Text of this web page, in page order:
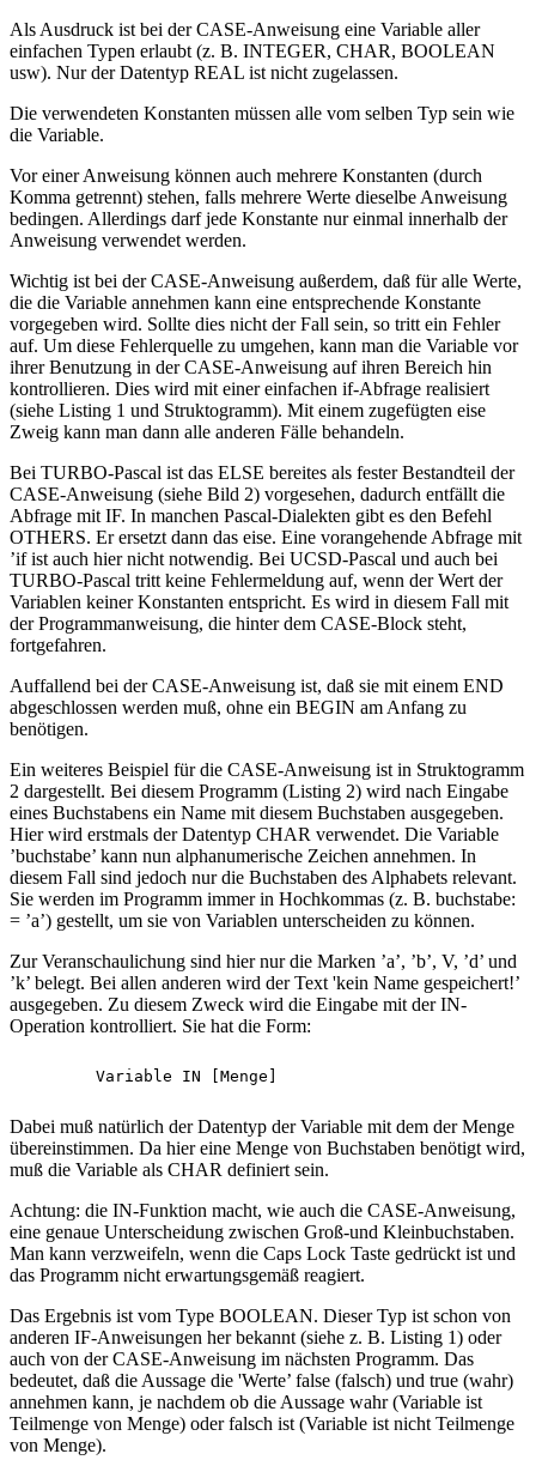
Als Ausdruck ist bei der CASE-Anweisung eine Variable aller
einfachen Typen erlaubt (z. B. INTEGER, CHAR, BOOLEAN
usw). Nur der Datentyp REAL ist nicht zugelassen.
Die verwendeten Konstanten müssen alle vom selben Typ sein wie
die Variable.
Vor einer Anweisung können auch mehrere Konstanten (durch
Komma getrennt) stehen, falls mehrere Werte dieselbe Anweisung
bedingen. Allerdings darf jede Konstante nur einmal innerhalb der
Anweisung verwendet werden.
Wichtig ist bei der CASE-Anweisung außerdem, daß für alle Werte,
die die Variable annehmen kann eine entsprechende Konstante
vorgegeben wird. Sollte dies nicht der Fall sein, so tritt ein Fehler
auf. Um diese Fehlerquelle zu umgehen, kann man die Variable vor
ihrer Benutzung in der CASE-Anweisung auf ihren Bereich hin
kontrollieren. Dies wird mit einer einfachen if-Abfrage realisiert
(siehe Listing 1 und Struktogramm). Mit einem zugefügten eise
Zweig kann man dann alle anderen Fälle behandeln.
Bei TURBO-Pascal ist das ELSE bereites als fester Bestandteil der
CASE-Anweisung (siehe Bild 2) vorgesehen, dadurch entfällt die
Abfrage mit IF. In manchen Pascal-Dialekten gibt es den Befehl
OTHERS. Er ersetzt dann das eise. Eine vorangehende Abfrage mit
’if ist auch hier nicht notwendig. Bei UCSD-Pascal und auch bei
TURBO-Pascal tritt keine Fehlermeldung auf, wenn der Wert der
Variablen keiner Konstanten entspricht. Es wird in diesem Fall mit
der Programmanweisung, die hinter dem CASE-Block steht,
fortgefahren.
Auffallend bei der CASE-Anweisung ist, daß sie mit einem END
abgeschlossen werden muß, ohne ein BEGIN am Anfang zu
benötigen.
Ein weiteres Beispiel für die CASE-Anweisung ist in Struktogramm
2 dargestellt. Bei diesem Programm (Listing 2) wird nach Eingabe
eines Buchstabens ein Name mit diesem Buchstaben ausgegeben.
Hier wird erstmals der Datentyp CHAR verwendet. Die Variable
’buchstabe’ kann nun alphanumerische Zeichen annehmen. In
diesem Fall sind jedoch nur die Buchstaben des Alphabets relevant.
Sie werden im Programm immer in Hochkommas (z. B. buchstabe:
= ’a’) gestellt, um sie von Variablen unterscheiden zu können.
Zur Veranschaulichung sind hier nur die Marken ’a’, ’b’, V, ’d’ und
’k’ belegt. Bei allen anderen wird der Text 'kein Name gespeichert!’
ausgegeben. Zu diesem Zweck wird die Eingabe mit der IN-
Operation kontrolliert. Sie hat die Form:
Dabei muß natürlich der Datentyp der Variable mit dem der Menge
übereinstimmen. Da hier eine Menge von Buchstaben benötigt wird,
muß die Variable als CHAR definiert sein.
Achtung: die IN-Funktion macht, wie auch die CASE-Anweisung,
eine genaue Unterscheidung zwischen Groß-und Kleinbuchstaben.
Man kann verzweifeln, wenn die Caps Lock Taste gedrückt ist und
das Programm nicht erwartungsgemäß reagiert.
Das Ergebnis ist vom Type BOOLEAN. Dieser Typ ist schon von
anderen IF-Anweisungen her bekannt (siehe z. B. Listing 1) oder
auch von der CASE-Anweisung im nächsten Programm. Das
bedeutet, daß die Aussage die 'Werte’ false (falsch) und true (wahr)
annehmen kann, je nachdem ob die Aussage wahr (Variable ist
Teilmenge von Menge) oder falsch ist (Variable ist nicht Teilmenge
von Menge).